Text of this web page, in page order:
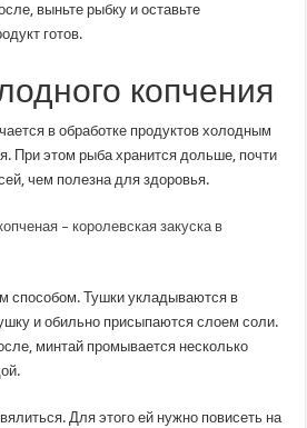
выньте рыбку и оставьте
готов.
копчения
в обработке продуктов холодным
При этом рыба хранится дольше, почти
чем полезна для здоровья.
– королевская закуска в
способом. Тушки укладываются в
и обильно присыпаются слоем соли.
минтай промывается несколько
Для этого ей нужно повисеть на